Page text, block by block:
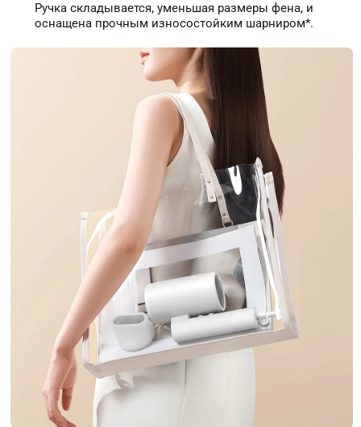
Ручка складывается, уменьшая размеры фена, и
оснащена прочным износостойким шарниром*.